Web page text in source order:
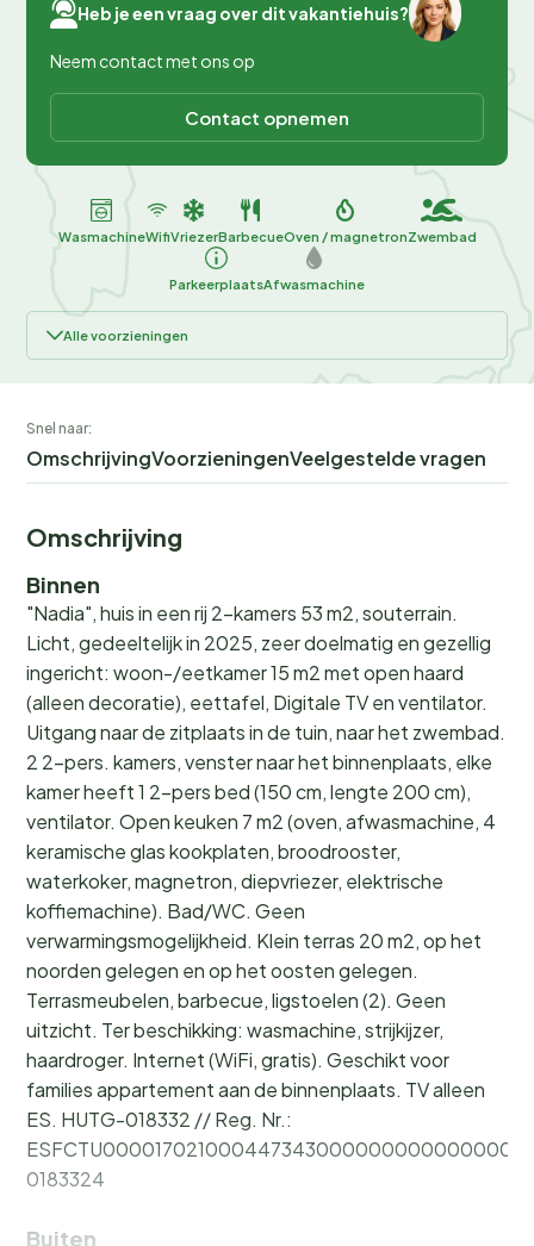
Heb je een vraag over dit vakantiehuis?
Neem contact met ons op
Contact opnemen
WasmachineWifiVriezerBarbecueOven / magnetronZwembad
ParkeerplaatsAfwasmachine
Alle voorzieningen
Snel naar:
OmschrijvingVoorzieningenVeelgestelde vragen
Omschrijving
Binnen
"Nadia", huis in een rij 2-kamers 53 m2, souterrain.
Licht, gedeeltelijk in 2025, zeer doelmatig en gezellig
ingericht: woon-/eetkamer 15 m2 met open haard
(alleen decoratie), eettafel, Digitale TV en ventilator.
Uitgang naar de zitplaats in de tuin, naar het zwembad.
2 2-pers. kamers, venster naar het binnenplaats, elke
kamer heeft 1 2-pers bed (150 cm, lengte 200 cm),
ventilator. Open keuken 7 m2 (oven, afwasmachine, 4
keramische glas kookplaten, broodrooster,
waterkoker, magnetron, diepvriezer, elektrische
koffiemachine). Bad/WC. Geen
verwarmingsmogelijkheid. Klein terras 20 m2, op het
noorden gelegen en op het oosten gelegen.
Terrasmeubelen, barbecue, ligstoelen (2). Geen
uitzicht. Ter beschikking: wasmachine, strijkijzer,
haardroger. Internet (WiFi, gratis). Geschikt voor
families appartement aan de binnenplaats. TV alleen
ES. HUTG-018332 // Reg. Nr.:
0183324
Buiten